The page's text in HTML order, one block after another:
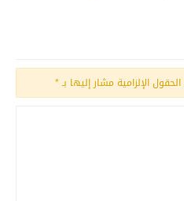
الحقول الإلزامية مشار إليها بـ*